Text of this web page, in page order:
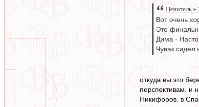
Ценитель »
Вот очень
Это
Дима -
Чувак сидел
откуда вы это
перспективам. и
Никифоров. в